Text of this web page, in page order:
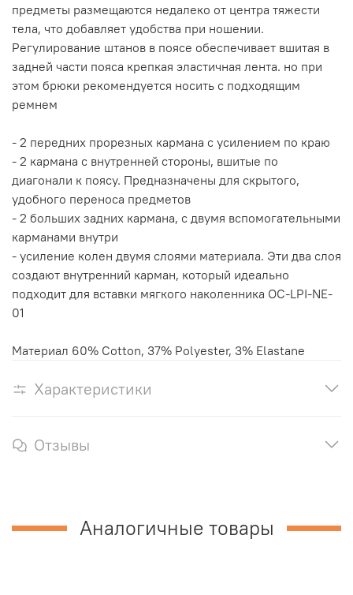
предметы размещаются недалеко от центра тяжести
тела, что добавляет удобства при ношении.
Регулирование штанов в поясе обеспечивает вшитая в
задней части пояса крепкая эластичная лента. но при
этом брюки рекомендуется носить с подходящим
ремнем
- 2 передних прорезных кармана с усилением по краю
- 2 кармана с внутренней стороны, вшитые по
диагонали к поясу. Предназначены для скрытого,
удобного переноса предметов
- 2 больших задних кармана, с двумя вспомогательными
карманами внутри
- усиление колен двумя слоями материала. Эти два слоя
создают внутренний карман, который идеально
подходит для вставки мягкого наколенника OC-LPI-NE-
01
Материал 60% Cotton, 37% Polyester, 3% Elastane
Характеристики
Отзывы
Аналогичные товары